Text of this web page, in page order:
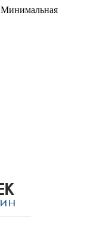
Минимальная